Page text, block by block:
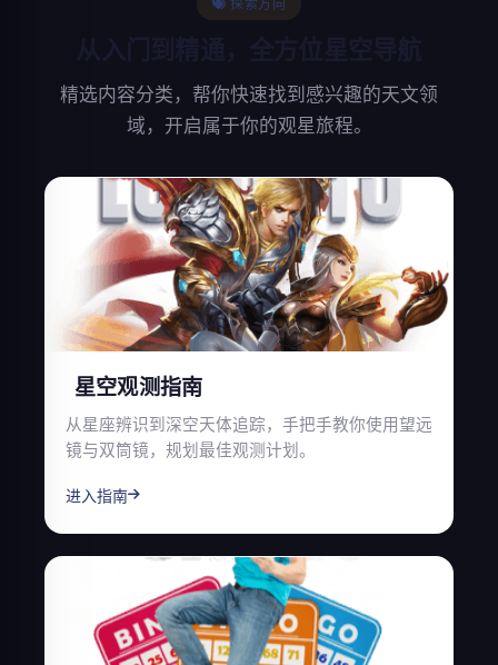
精选内容分类，帮你快速找到感兴趣的天文领
域，开启属于你的观星旅程。
星空观测指南
从星座辨识到深空天体追踪，手把手教你使用望远
镜与双筒镜，规划最佳观测计划。
进入指南